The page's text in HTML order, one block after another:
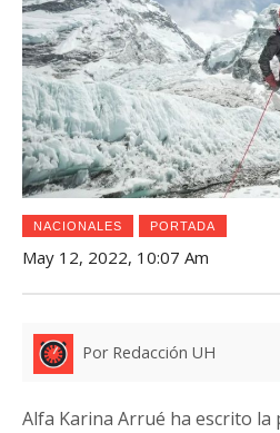
NACIONALES PORTADA
May 12, 2022, 10:07 Am
Por Redacción UH
Alfa Karina Arrué ha escrito la